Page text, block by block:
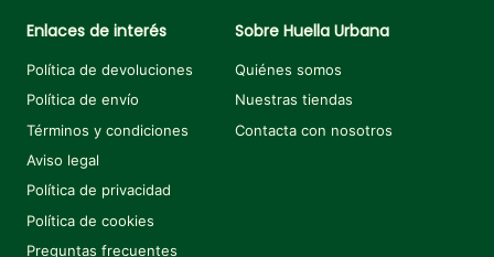
Enlaces de interés
Política de devoluciones
Política de envío
Términos y condiciones
Aviso legal
Política de privacidad
Política de cookies
Preguntas frecuentes
Sobre Huella Urbana
Quiénes somos
Nuestras tiendas
Contacta con nosotros